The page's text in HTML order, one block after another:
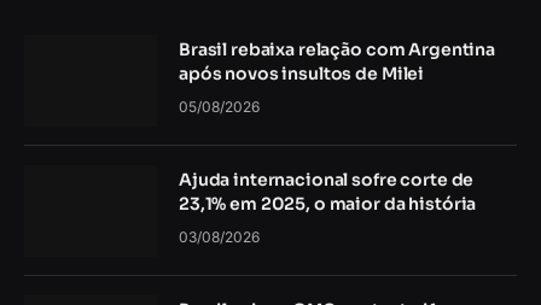
Brasil rebaixa relação com Argentina
após novos insultos de Milei
05/08/2026
Ajuda internacional sofre corte de
23,1% em 2025, o maior da história
03/08/2026